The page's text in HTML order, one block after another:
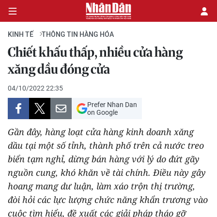
CHÍNH TRỊ
KINH TẾ
VĂN HÓA
XÃ HỘI
PHÁP LUẬT
DU LỊCH
THẾ GIỚI
KINH TẾ THÔNG TIN HÀNG HÓA
Chiết khấu thấp, nhiều cửa hàng
xăng dầu đóng cửa
04/10/2022 22:35
Prefer Nhan Dan
on Google
Gần đây, hàng loạt cửa hàng kinh doanh xăng
dầu tại một số tỉnh, thành phố trên cả nước treo
biển tạm nghỉ, dừng bán hàng với lý do đứt gãy
nguồn cung, khó khăn về tài chính. Điều này gây
hoang mang dư luận, làm xáo trộn thị trường,
đòi hỏi các lực lượng chức năng khẩn trương vào
cuộc tìm hiểu, đề xuất các giải pháp tháo gỡ